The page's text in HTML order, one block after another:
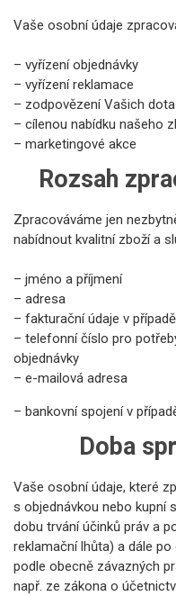
Vaše osobní údaje
– vyřízení objednávky
– vyřízení reklamace
– zodpovězení Vašich
– cílenou nabídku našeho
– marketingové akce
Rozsah
Zpracováváme jen
nabídnout kvalitní zboží a
– jméno a příjmení
– adresa
– fakturační údaje v
– telefonní číslo pro
objednávky
– e-mailová adresa
– bankovní spojení v
Doba
Vaše osobní údaje, které
s objednávkou nebo kupní
dobu trvání účinků práv a
reklamační lhůta) a dále
podle obecně závazných
např. ze zákona o